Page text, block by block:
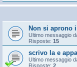
Non si aprono
Ultimo messaggio
Risposte: 15
scrivo la e
Ultimo messaggio
Risposte: 2